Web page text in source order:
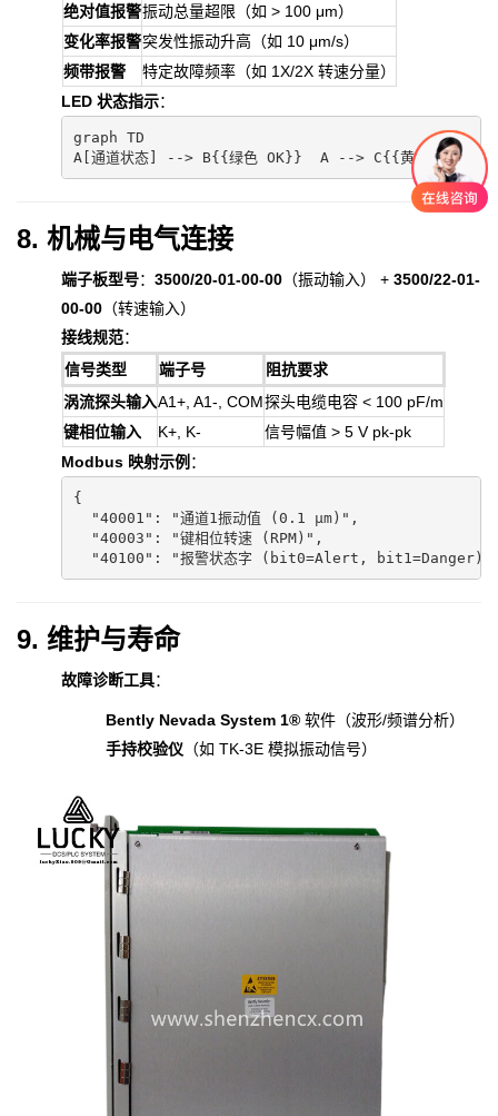
绝对值报警振动总量超限（如 > 100 μm）
变化率报警突发性振动升高（如 10 μm/s）
频带报警
特定故障频率（如 1X/2X 转速分量）
LED 状态指示：
graph TD
A[通道状态] --> B{{绿色 OK}}  A --> C{{黄色
8. 机械与电气连接
端子板型号： 3500/20-01-00-00 （振动输入） + 3500/22-01-
00-00 （转速输入）
接线规范：
信号类型
端子号
阻抗要求
涡流探头输入A1+, A1-, COM探头电缆电容 < 100 pF/m
键相位输入
K+, K-
信号幅值 > 5 V pk-pk
Modbus 映射示例 ：
{
"40001": "通道1振动值 (0.1 μm)",
"40003": "键相位转速 (RPM)",
"40100": "报警状态字 (bit0=Alert, bit1=Danger)"
9. 维护与寿命
故障诊断工具：
Bently Nevada System 1® 软件（波形/频谱分析）
手持校验仪 （如 TK-3E 模拟振动信号）